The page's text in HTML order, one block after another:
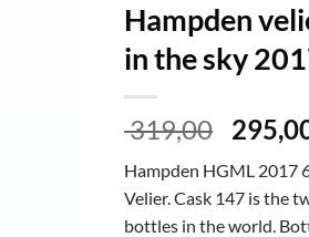
Hampden
in the sky
319,00
was:
€
Hampden HGML 2017
Velier.Cask 147 is the
bottles in the world.